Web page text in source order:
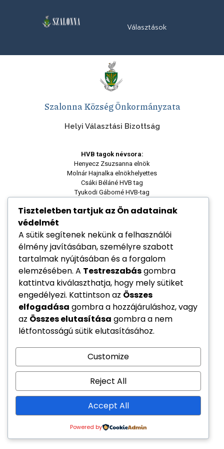
Választások
Szalonna Község Önkormányzata
Helyi Választási Bizottság
HVB tagok névsora:
Henyecz Zsuzsanna elnök
Molnár Hajnalka elnökhelyettes
Csáki Béláné HVB tag
Tyukodi Gáborné HVB-tag
Tiszteletben tartjuk az Ön adatainak
védelmét
A sütik segítenek nekünk a felhasználói
élmény javításában, személyre szabott
tartalmak nyújtásában és a forgalom
elemzésében. A Testreszabásgombra
kattintva kiválaszthatja, hogy mely sütiket
engedélyezi. Kattintson az Összes
elfogadása gombra a hozzájáruláshoz, vagy
az Összes elutasítása gombra a nem
létfontosságú sütik elutasításához.
Customize
Reject All
Accept All
Powered by